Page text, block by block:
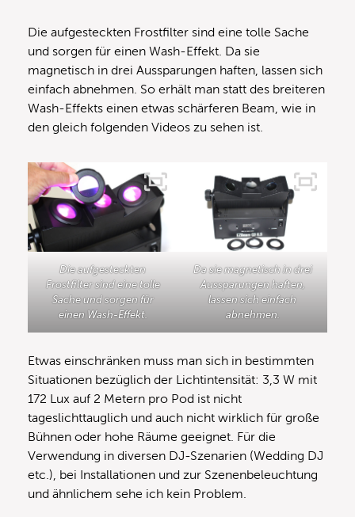
Die aufgesteckten Frostfilter sind eine tolle Sache
und sorgen für einen Wash-Effekt. Da sie
magnetisch in drei Aussparungen haften, lassen sich
einfach abnehmen. So erhält man statt des breiteren
Wash-Effekts einen etwas schärferen Beam, wie in
den gleich folgenden Videos zu sehen ist.
Die aufgesteckten
Frostfilter sind eine tolle
Sache und sorgen für
einen Wash-Effekt.
Da sie magnetisch in drei
Aussparungen haften,
lassen sich einfach
abnehmen.
Etwas einschränken muss man sich in bestimmten
Situationen bezüglich der Lichtintensität: 3,3 W mit
172 Lux auf 2 Metern pro Pod ist nicht
tageslichttauglich und auch nicht wirklich für große
Bühnen oder hohe Räume geeignet. Für die
Verwendung in diversen DJ-Szenarien (Wedding DJ
etc.), bei Installationen und zur Szenenbeleuchtung
und ähnlichem sehe ich kein Problem.